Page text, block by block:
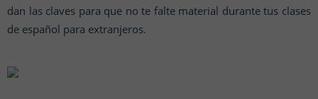
dan las claves para que no te falte material durante tus clases
de español para extranjeros.